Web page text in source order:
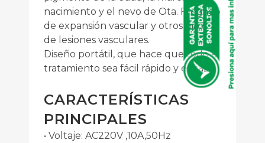
nacimiento y el nevo de Ota. Fregado
de expansión vascular y otros tipos
de lesiones vasculares.
Diseño portátil, que hace que todo el
tratamiento sea fácil rápido y eficaz.
CARACTERÍSTICAS
PRINCIPALES
• Voltaje: AC220V ,10A,50Hz